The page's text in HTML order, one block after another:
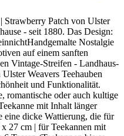
Strawberry Patch von Ulster
- seit 1880. Das Design:
Nostalgie
auf einem sanften
Vintage-Streifen - Landhaus-
Weavers Teehauben
und Funktionalität.
romantische oder auch kultige
mit Inhalt länger
eine dicke Wattierung, die für
27 cm | für Teekannen mit